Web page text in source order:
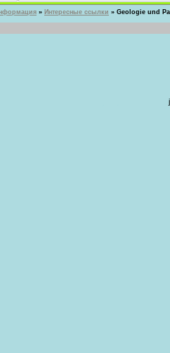
» Интересные ссылки » Geologie und